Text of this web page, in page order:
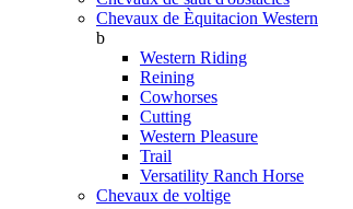
Chevaux de Èquitacion Western
b
Western Riding
Reining
Cowhorses
Cutting
Western Pleasure
Trail
Versatility Ranch Horse
Chevaux de voltige